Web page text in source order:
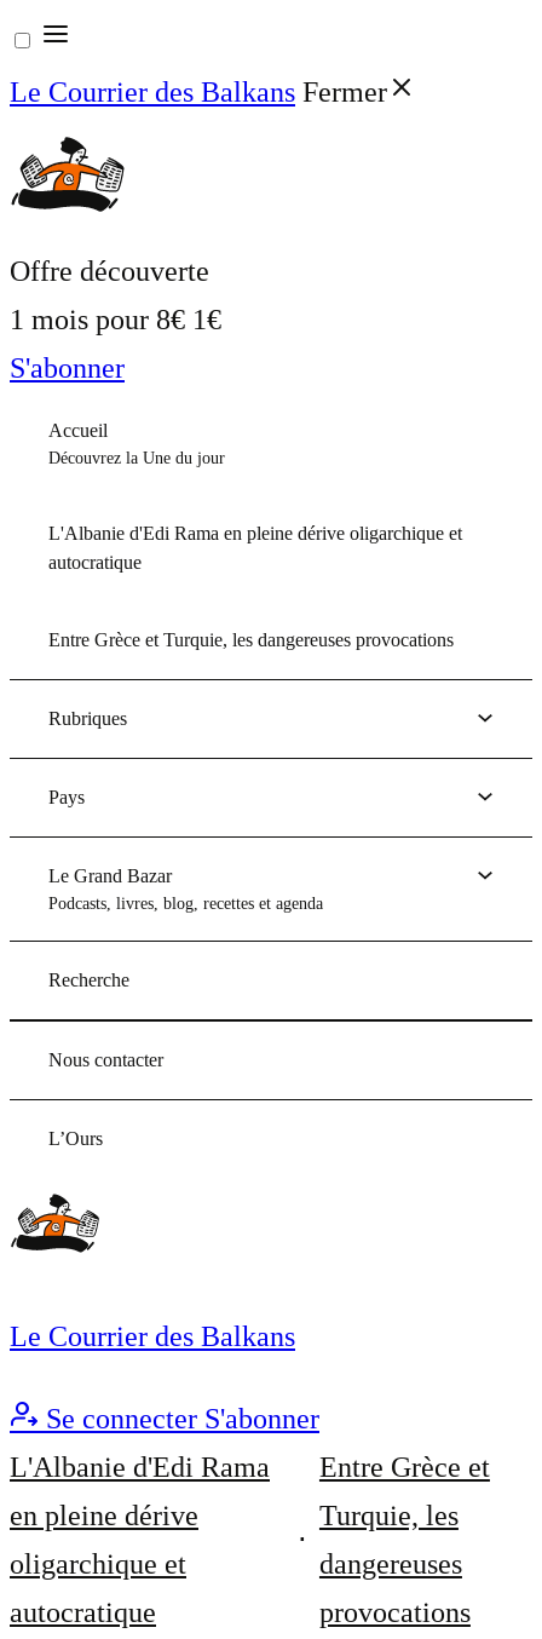
Aller
au
contenu
Le Courrier des Balkans Fermer
Offre découverte
1 mois pour 8€ 1€
S'abonner
Accueil
Découvrez la Une du jour
L'Albanie d'Edi Rama en pleine dérive oligarchique et
autocratique
Entre Grèce et Turquie, les dangereuses provocations
Rubriques
Pays
Le Grand Bazar
Podcasts, livres, blog, recettes et agenda
Recherche
Nous contacter
L’Ours
Le Courrier des Balkans
Se connecter S'abonner
L'Albanie d'Edi Rama
en pleine dérive
oligarchique et
autocratique
Entre Grèce et
Turquie, les
dangereuses
provocations